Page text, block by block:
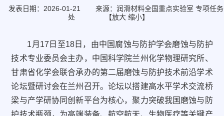
发表日期：2026-01-21
来源：润滑材料全国重点实验室 专项任务
处
【放大 缩小】
1月17日至18日，由中国腐蚀与防护学会磨蚀与防护
技术专业委员会主办，中国科学院兰州化学物理研究所、
甘肃省化学会联合承办的第二届磨蚀与防护技术前沿学术
论坛暨研讨会在兰州召开。论坛以搭建高水平学术交流桥
梁与产学研协同创新平台为核心，聚力突破我国磨蚀与防
护技术瓶颈，为高端装备、航空航天、生物医疗等关键产